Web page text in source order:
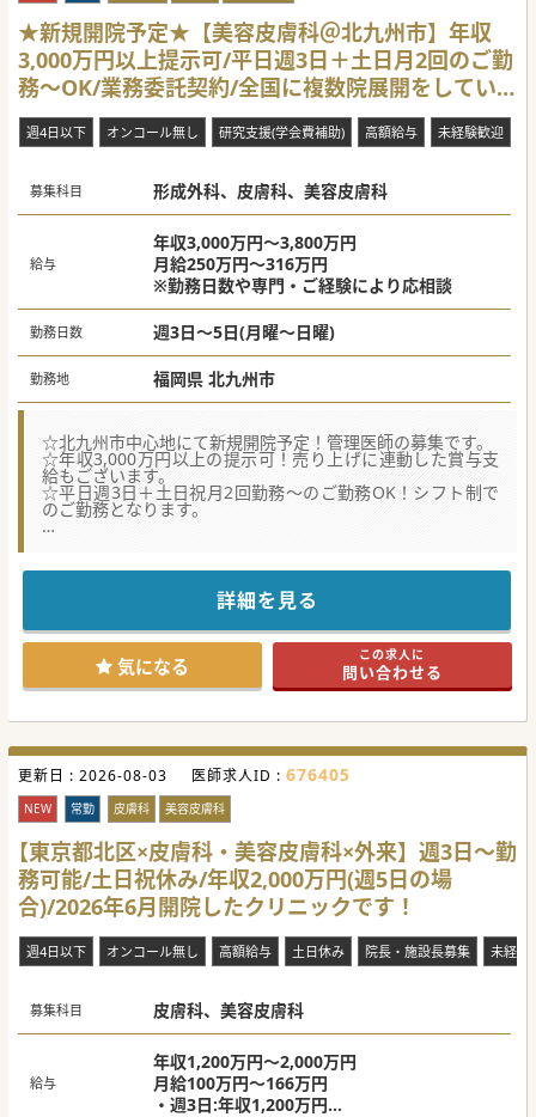
★新規開院予定★【美容皮膚科＠北九州市】年収
3,000万円以上提示可/平日週3日＋土日月2回のご勤
務～OK/業務委託契約/全国に複数院展開をしてい
る法人です。
週4日以下 オンコール無し 研究支援(学会費補助) 高額給与 未経験歓迎
募集科目 形成外科、皮膚科、美容皮膚科
給与
年収3,000万円～3,800万円
月給250万円～316万円
※勤務日数や専門・ご経験により応相談
勤務日数 週3日～5日(月曜～日曜)
勤務地 福岡県 北九州市
☆北九州市中心地にて新規開院予定！管理医師の募集です。
☆年収3,000万円以上の提示可！売り上げに連動した賞与支
給もございます。
☆平日週3日＋土日祝月2回勤務～のご勤務OK！シフト制で
のご勤務となります。
規開院を目指しており、伴って管理医師の募集をする運びと
■今後、九州エリアの主要拠点に分院展開を目指しており、
その一端を担う北九州市への開院でございます。
■全国展開する法人の安定した経営基盤と豊富なノウハウを
活かして、盤石な新規開院を進めて参ります。
【具体的な医療機関情報】
を予定しております。通勤の便の良さも大いに見込まれま
す。
■常に最新・最善の医療を提供出来るよう、最新の医療設備
への投資等にはとても積極的です。人員体制にも多くのリソ
ースを割きます。
■美容医療未経験の方でも経験豊富な専門医が在籍をしてお
り、十分な研修等を受ける事が可能ですので、安心してご勤
務いただけます。
【やりがい】
■平日週3日＋土日祝月2回のご勤務等、柔軟な働き方のご相
談が可能です。仕事とプライベートの両立を図りやすい環境
■年収3,000万円以上の給与提示に加え、業績に応じた賞与
支給もありモチベーション高く業務にあたっていただける仕
るため、ご自身のスキルやご経験のアップデートを常に図る
事が可能です。
詳細を見る
気になる この求人に
問い合わせる
更新日 : 2026-08-03 医師求人ID : 676405
NEW 常勤 皮膚科 美容皮膚科
【東京都北区×皮膚科・美容皮膚科×外来】週3日～勤
務可能/土日祝休み/年収2,000万円(週5日の場
合)/2026年6月開院したクリニックです！
週4日以下 オンコール無し 高額給与 土日休み 院長・施設長募集 未経験
募集科目 皮膚科、美容皮膚科
給与
年収1,200万円～2,000万円
月給100万円～166万円
・週3日:年収1,200万円